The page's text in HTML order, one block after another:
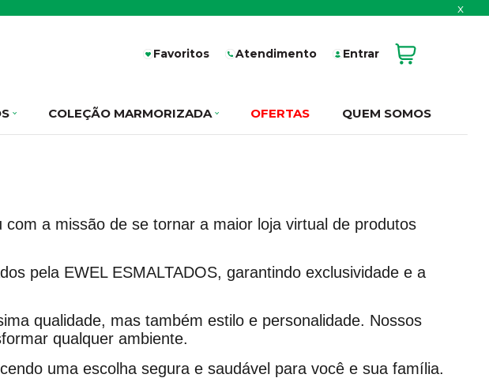
x
Favoritos Atendimento Entrar
COLEÇÃO MARMORIZADA OFERTAS QUEM SOMOS
a missão de se tornar a maior loja virtual de produtos
pela EWEL ESMALTADOS, garantindo exclusividade e a
qualidade, mas também estilo e personalidade. Nossos
qualquer ambiente.
uma escolha segura e saudável para você e sua família.